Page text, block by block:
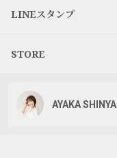
LINEスタンプ
STORE
AYAKA SHINYA